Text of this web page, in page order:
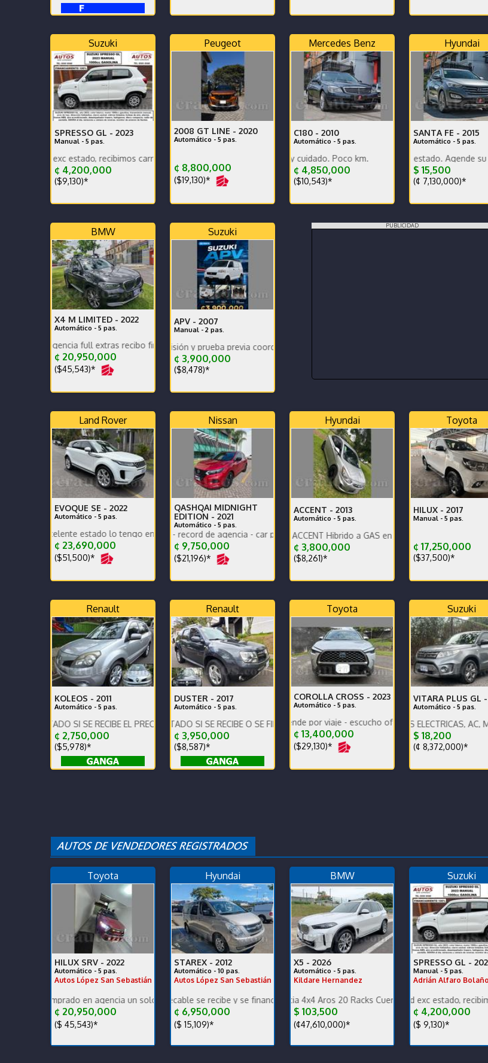
Suzuki
SPRESSO GL - 2023
Manual - 5 pas.
exc estado, recibimos carros, damos garantia, ganga, financiamiento total.
¢ 4,200,000
($9,130)*
Peugeot
2008 GT LINE - 2020
Automático - 5 pas.
¢ 8,800,000
($19,130)*
Mercedes Benz
C180 - 2010
Automático - 5 pas.
Está impecable. Muy cuidado. Poco km.
¢ 4,850,000
($10,543)*
Hyundai
SANTA FE - 2015
Automático - 5 pas.
Poco km. Excelente estado. Agende su cita.
$ 15,500
(¢ 7,130,000)*
Nuevo comprado
BMW
X4 M LIMITED - 2022
Automático - 5 pas.
agencia full extras recibo financió mantenimiento full como nuevo
¢ 20,950,000
($45,543)*
Suzuki
APV - 2007
Manual - 2 pas.
Disponible para revisión y prueba previa coordinación.
¢ 3,900,000
($8,478)*
PUBLICIDAD
PRECIO EN
Land Rover
EVOQUE SE - 2022
Automático - 5 pas.
estado lo tengo en belen heredia
¢ 23,690,000
($51,500)*
Nissan
QASHQAI MIDNIGHT
EDITION - 2021
Automático - 5 pas.
MIDNIGHT EDITION - record de agencia - car play - poco km un solo dueño
¢ 9,750,000
($21,196)*
Hyundai
ACCENT - 2013
Automático - 5 pas.
Se vende HYUNDAI ACCENT Hibrido a GAS en excelente estado Precio negociable
¢ 3,800,000
($8,261)*
Toyota
HILUX - 2017
Manual - 5 pas.
¢ 17,250,000
($37,500)*
Único dueño
Renault
KOLEOS - 2011
Automático - 5 pas.
SI SE RECIBE EL PRECIO VARIA !!!
¢ 2,750,000
($5,978)*
Renault
DUSTER - 2017
Automático - 5 pas.
!!!! PRECIO DE CONTADO SI SE RECIBE O SE FINANCIA EL PRECIO VARIA !!!
¢ 3,950,000
($8,587)*
Toyota
COROLLA CROSS - 2023
Automático - 5 pas.
Único dueño - se vende por viaje - escucho ofertas
¢ 13,400,000
($29,130)*
Suzuki
VITARA PLUS GL -
Automático - 5 pas.
GL PLUS, VENTANAS ELECTRICAS, AC, MODOS
$ 18,200
(¢ 8,372,000)*
ENGLISH
Toyota
HILUX SRV - 2022
Automático - 5 pas.
Autos López San Sebastián
en agencia un solo dueño récord y mantenimiento Se recibe o se financia
¢ 20,950,000
($ 45,543)*
Hyundai
STAREX - 2012
Automático - 10 pas.
Autos López San Sebastián
Grand Starex impecable se recibe y se financia mantenimiento preventivo hecho
¢ 6,950,000
($ 15,109)*
BMW
X5 - 2026
Automático - 5 pas.
Kildare Hernandez
Garantía de Agencia 4x4 Aros 20 Racks Cuero Compuerta Eléctrica Cámara
$ 103,500
(¢47,610,000)*
Suzuki
SPRESSO GL -
Manual - 5 pas.
Adrián Alfaro
Precio oportunidad exc estado, recibimos
¢ 4,200,000
($ 9,130)*
Está impecable.